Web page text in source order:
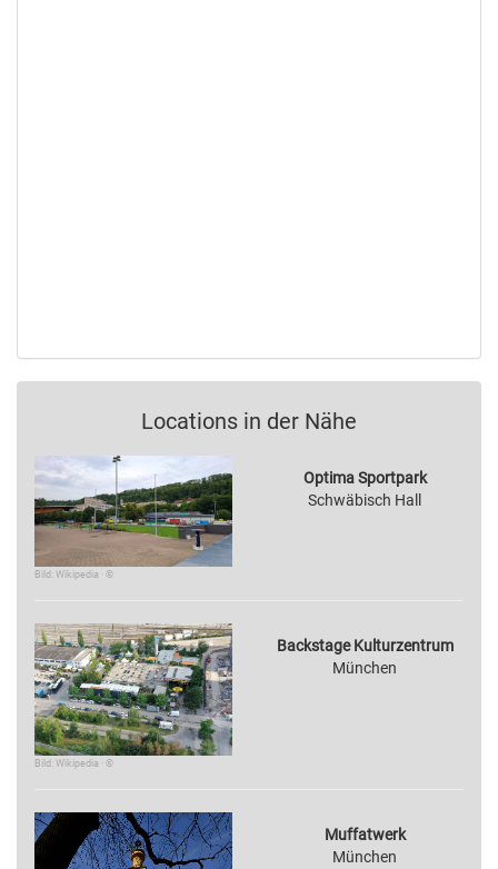
Locations in der Nähe
Bild: Wikipedia · ©
Optima Sportpark
Schwäbisch Hall
Bild: Wikipedia · ©
Backstage Kulturzentrum
München
Muffatwerk
München